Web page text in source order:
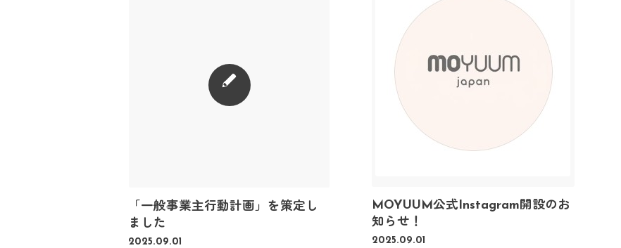
「一般事業主行動計画」を策定し
ました
2025.09.01
MOYUUM公式Instagram開設のお
知らせ！
2025.09.01